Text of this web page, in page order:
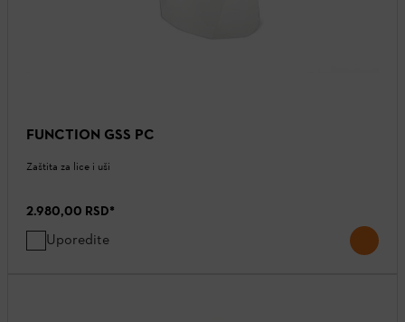
FUNCTION GSS PC
Zaštita za lice i uši
2.980,00 RSD*
Uporedite